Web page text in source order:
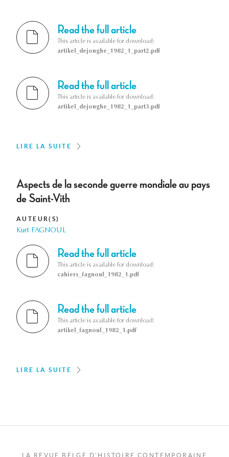
Read the full article
This article is available for download:
artikel_dejonghe_1982_1_part2.pdf
Read the full article
This article is available for download:
artikel_dejonghe_1982_1_part3.pdf
LIRE LA SUITE
Aspects de la seconde guerre mondiale au pays
de Saint-Vith
AUTEUR(S)
Kurt FAGNOUL
Read the full article
This article is available for download:
cahiers_fagnoul_1982_1.pdf
Read the full article
This article is available for download:
artikel_fagnoul_1982_1.pdf
LIRE LA SUITE
LA REVUE BELGE D'HISTOIRE CONTEMPORAINE